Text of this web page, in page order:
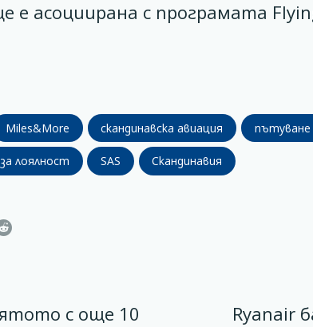
е асоциирана с програмата
Miles&More скандинавска авиация
лоялност SAS Скандинавия
с още 10
Ryanair